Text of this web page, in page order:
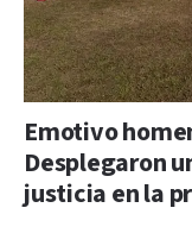
Emotivo
Desplegaron
justicia en la